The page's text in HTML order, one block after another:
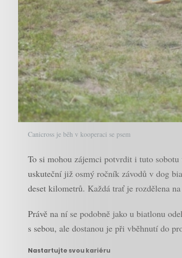
Canicross je běh v kooperaci se psem
To si mohou zájemci potvrdit i tuto sobotu
uskuteční již osmý ročník závodů v dog
deset kilometrů. Každá trať je rozdělena
Právě na ní se podobně jako u biatlonu
s sebou, ale dostanou je při vběhnutí do
Nastartujte svou kariéru